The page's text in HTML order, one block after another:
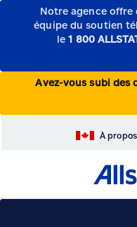
Notre agence
équipe du soutien
le1 800
Avez-vous subi des
À